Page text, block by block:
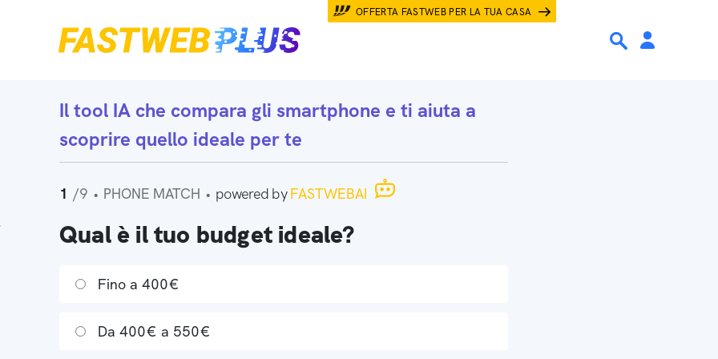
OFFERTA FASTWEB PER LA TUA CASA
Il tool IA che compara gli smartphone e ti aiuta a
scoprire quello ideale per te
1 /9 • PHONE MATCH • powered byFASTWEBAI
Qual è il tuo budget ideale?
Fino a 400€
Da 400€ a 550€